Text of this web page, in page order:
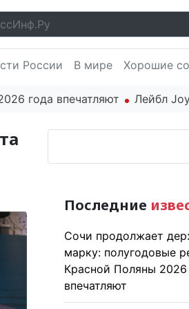
России В мире Хорошие
Лейбл JoyHeart
Последние
Сочи продолжает
марку: полугодовые
Красной Поляны 2026
впечатляют